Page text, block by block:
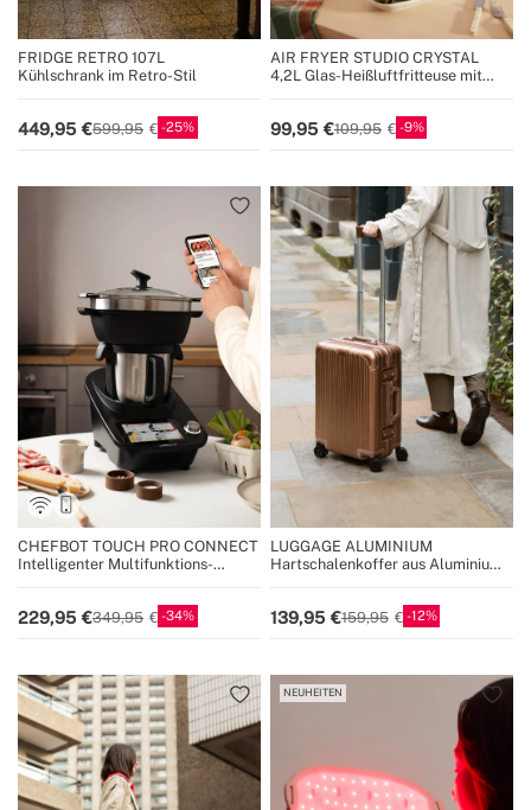
FRIDGE RETRO 107L
Kühlschrank im Retro-Stil
449,95 599,95 25
AIR FRYER STUDIO CRYSTAL
4,2L Glas-Heißluftfritteuse mit
99,95 109,95 9
CHEFBOT TOUCH PRO CONNECT
Intelligenter Multifunktions-
229,95 349,95 34
LUGGAGE ALUMINIUM
Hartschalenkoffer aus Aluminium
139,95 159,95 12
NEUHEITEN